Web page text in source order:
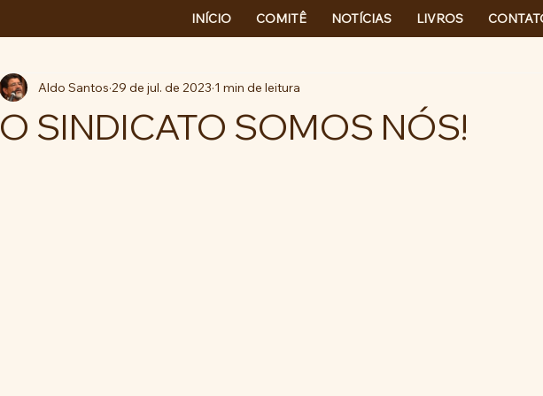
INÍCIO COMITÊ NOTÍCIAS LIVROS
O SINDICATO SOMOS NÓS!
Aldo Santos 29 de jul. de 2023 1 min de leitura